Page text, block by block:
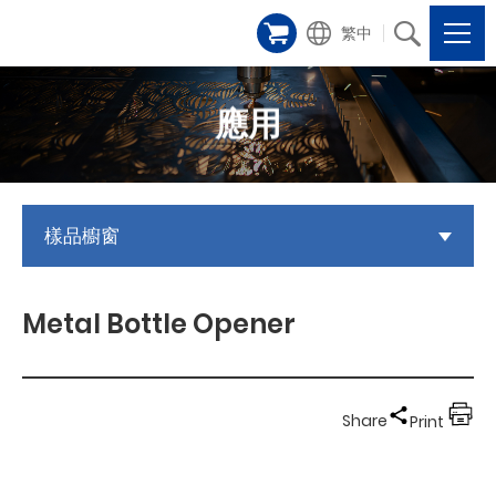
繁中
應用
樣品櫥窗
Metal Bottle Opener
Share Print